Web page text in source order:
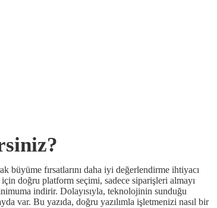
büyüme fırsatlarını daha iyi değerlendirme ihtiyacı
için doğru platform seçimi, sadece siparişleri almayı
indirir. Dolayısıyla, teknolojinin sunduğu
var. Bu yazıda, doğru yazılımla işletmenizi nasıl bir